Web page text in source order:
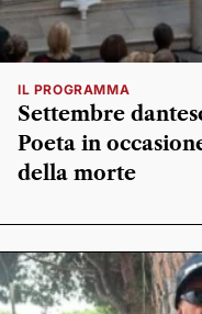
IL PROGRAMMA
Settembre
Poeta in
della morte